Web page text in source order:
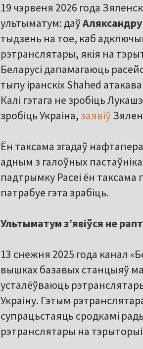
19 чэрвеня 2026 года
ультыматум: даў
тыдзень на тое, каб
рэтранслятары, якія на
Беларусі дапамагаюць
тыпу іранскіх Shahed
Калі гэтага не зробіць
зробіць Украіна, заявіў
Ён таксама згадаў
адным з галоўных
падтрымку Расеі ён
патрабуе гэта зрабіць.
Ультыматум з’явіўся не
13 снежня 2025 года канал
вышках базавых станцыяў
усталёўваюць
Украіну. Гэтым
супрацьстаяць сродкамі
рэтранслятары на